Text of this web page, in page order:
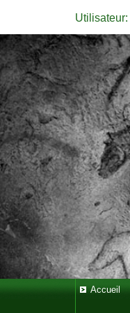
Utilisateur:
Accueil